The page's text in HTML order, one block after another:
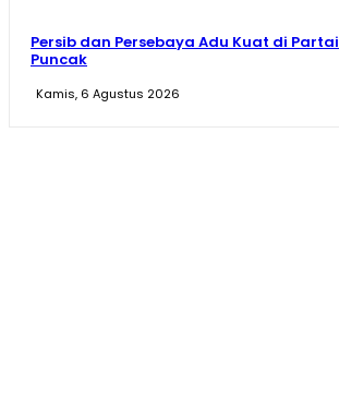
Persib dan Persebaya Adu Kuat di Partai
Puncak
Kamis, 6 Agustus 2026